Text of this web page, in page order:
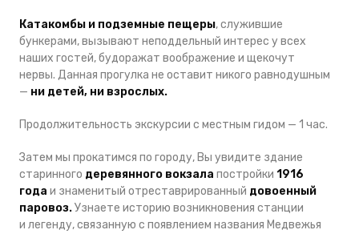
Катакомбы и подземные пещеры, служившие
бункерами, вызывают неподдельный интерес у всех
наших гостей, будоражат воображение и щекочут
нервы. Данная прогулка не оставит никого равнодушным
— ни детей, ни взрослых.
Продолжительность экскурсии с местным гидом — 1 час.
Затем мы прокатимся по городу, Вы увидите здание
старинного деревянного вокзала постройки 1916
года и знаменитый отреставрированный довоенный
паровоз.Узнаете историю возникновения станции
и легенду, связанную с появлением названия Медвежья